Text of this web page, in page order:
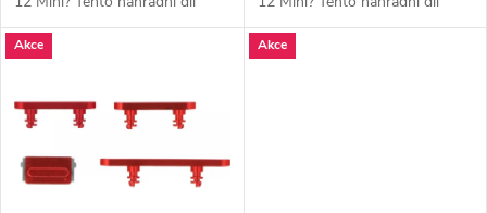
k
t
ů
u
k
t
ů
obnoví správnou funkci tlačítek
pro zapnutí, zvýšení a snížení
obnoví správnou funkci tlačítek
pro zapnutí, zvýšení a snížení
Akce Akce